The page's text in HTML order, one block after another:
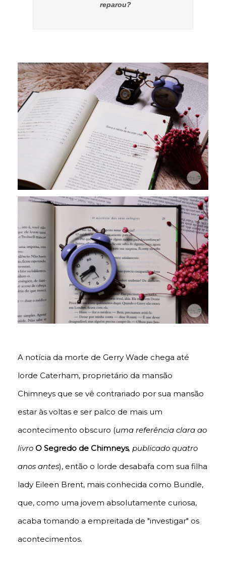
reparou?
A notícia da morte de Gerry Wade chega até
lorde Caterham, proprietário da mansão
Chimneys que se vê contrariado por sua mansão
estar às voltas e ser palco de mais um
acontecimento obscuro (uma referência clara ao
livro O Segredo de Chimneys, publicado quatro
anos antes), então o lorde desabafa com sua filha
lady Eileen Brent, mais conhecida como Bundle,
que, como uma jovem absolutamente curiosa,
acaba tomando a empreitada de "investigar" os
acontecimentos.